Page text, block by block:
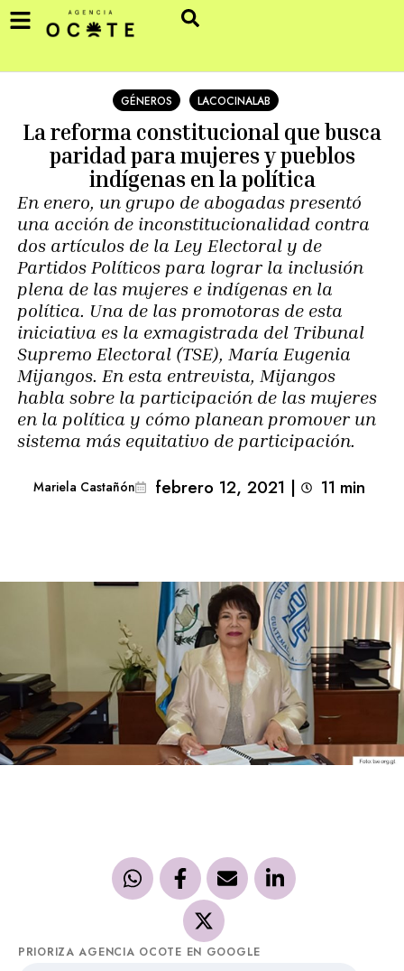
GÉNEROS LACOCINALAB
La reforma constitucional que busca
paridad para mujeres y pueblos
indígenas en la política
En enero, un grupo de abogadas presentó
una acción de inconstitucionalidad contra
dos artículos de la Ley Electoral y de
Partidos Políticos para lograr la inclusión
plena de las mujeres e indígenas en la
política. Una de las promotoras de esta
iniciativa es la exmagistrada del Tribunal
Supremo Electoral (TSE), María Eugenia
Mijangos. En esta entrevista, Mijangos
habla sobre la participación de las mujeres
en la política y cómo planean promover un
sistema más equitativo de participación.
Mariela Castañón febrero 12, 2021 | 11 min
PRIORIZA AGENCIA OCOTE EN GOOGLE